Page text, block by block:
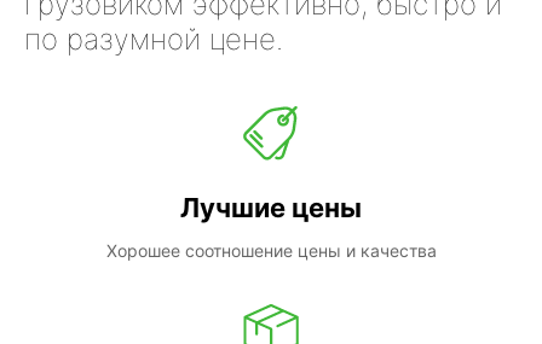
по разумной цене.
Лучшие цены
Хорошее соотношение цены и качества